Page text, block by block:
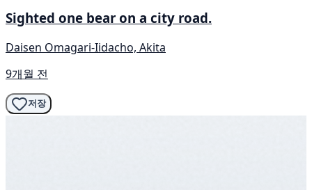
Sighted one bear on a city road.
Daisen Omagari-Iidacho, Akita
9개월 전
저장